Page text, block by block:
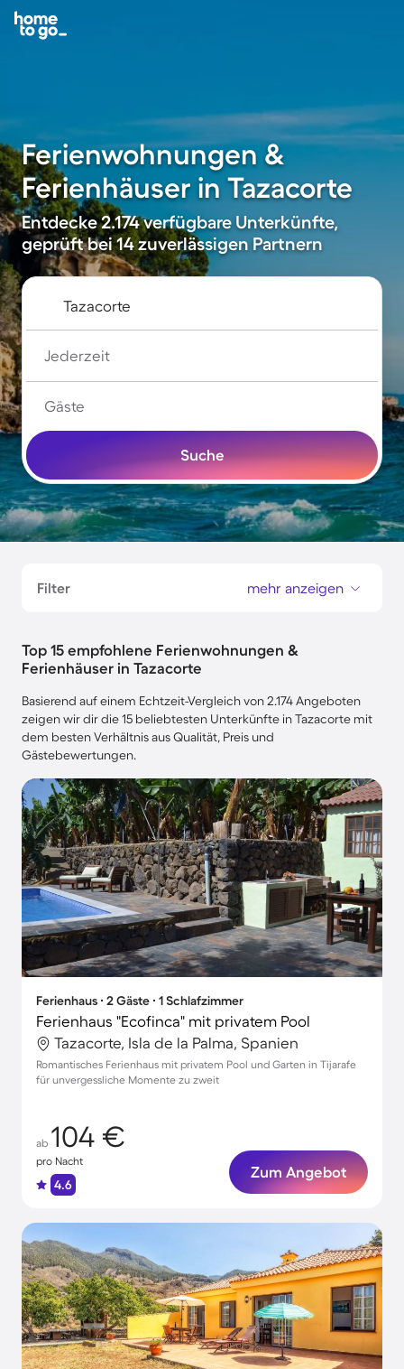
Ferienwohnungen &
Ferienhäuser in Tazacorte
Entdecke 2.174 verfügbare Unterkünfte,
geprüft bei 14 zuverlässigen Partnern
Jederzeit
Gäste
Suche
Filter mehr anzeigen
Top 15 empfohlene Ferienwohnungen &
Ferienhäuser in Tazacorte
Basierend auf einem Echtzeit-Vergleich von 2.174 Angeboten
zeigen wir dir die 15 beliebtesten Unterkünfte in Tazacorte mit
dem besten Verhältnis aus Qualität, Preis und
Gästebewertungen.
Ferienhaus ∙ 2 Gäste ∙ 1 Schlafzimmer
Ferienhaus "Ecofinca" mit privatem Pool
Tazacorte, Isla de la Palma, Spanien
Romantisches Ferienhaus mit privatem Pool und Garten in Tijarafe
für unvergessliche Momente zu zweit
ab 104 €
pro Nacht
4.6
Zum Angebot